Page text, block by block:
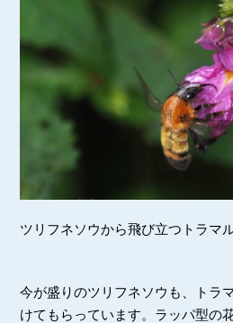
ツリフネソウから飛び立つトラマ
今が盛りのツリフネソウも、トラ
けてもらっています。ラッパ型の